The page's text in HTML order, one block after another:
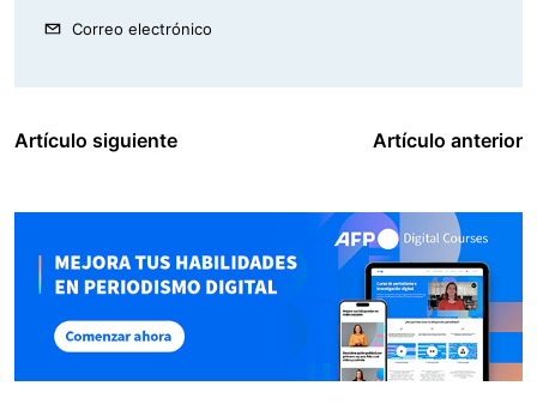
Correo electrónico
Artículo siguiente Artículo anterior